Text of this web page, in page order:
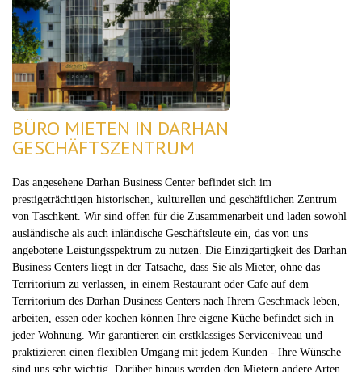
BÜRO MIETEN IN DARHAN
GESCHÄFTSZENTRUM
Das angesehene Darhan Business Center befindet sich im
prestigeträchtigen historischen, kulturellen und geschäftlichen Zentrum
von Taschkent. Wir sind offen für die Zusammenarbeit und laden sowohl
ausländische als auch inländische Geschäftsleute ein, das von uns
angebotene Leistungsspektrum zu nutzen. Die Einzigartigkeit des Darhan
Business Centers liegt in der Tatsache, dass Sie als Mieter, ohne das
Territorium zu verlassen, in einem Restaurant oder Cafe auf dem
Territorium des Darhan Dusiness Centers nach Ihrem Geschmack leben,
arbeiten, essen oder kochen können Ihre eigene Küche befindet sich in
jeder Wohnung. Wir garantieren ein erstklassiges Serviceniveau und
praktizieren einen flexiblen Umgang mit jedem Kunden - Ihre Wünsche
sind uns sehr wichtig. Darüber hinaus werden den Mietern andere Arten